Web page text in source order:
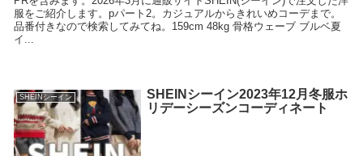
服をご紹介します。pパート2。カジュアルからきれいめコーデまで。
品番付きなので検索してみてね。159cm 48kg 骨格ウェーブ ブルベ夏
イ...
SHEINシーイン
SHEINシーイン2023年12月冬服ホ
リデーシーズンコーディネート